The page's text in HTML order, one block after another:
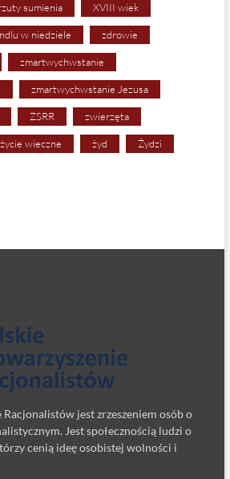
sumienia XVIII wiek
w niedziele zdrowie
zmartwychwstanie
zmartwychwstanie Jezusa
ZSRR zwierzęta
życie wieczne żyd Żydzi
Racjonalistów jest zrzeszeniem osób o
Jest społecznością ludzi o
cenią ideę osobistej wolności i